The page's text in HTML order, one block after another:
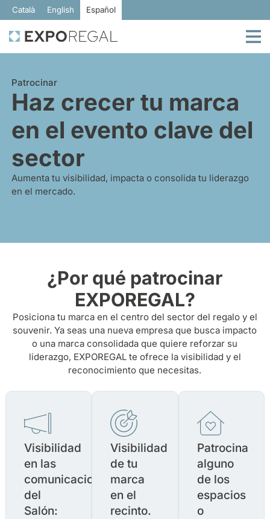
Català English Español
Patrocinar
Haz crecer tu marca
en el evento clave del
sector
Aumenta tu visibilidad, impacta o consolida tu liderazgo
en el mercado.
¿Por qué patrocinar
EXPOREGAL?
Posiciona tu marca en el centro del sector del regalo y el
souvenir. Ya seas una nueva empresa que busca impacto
o una marca consolidada que quiere reforzar su
liderazgo, EXPOREGAL te ofrece la visibilidad y el
reconocimiento que necesitas.
Visibilidad
en las
comunicaciones
del
Salón:
Visibilidad
de tu
marca
en el
recinto.
Patrocina
alguno
de los
espacios
o